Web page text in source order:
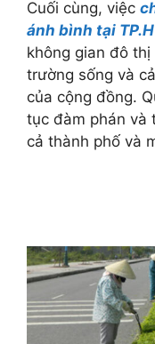
Cuối cùng, việc
ánh bình tại
không gian đô
trường sống và
của cộng đồng.
tục đàm phán và
cả thành phố và